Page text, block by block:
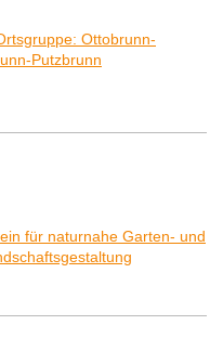
Ottobrunn-
Putzbrunn
für naturnahe Garten- und